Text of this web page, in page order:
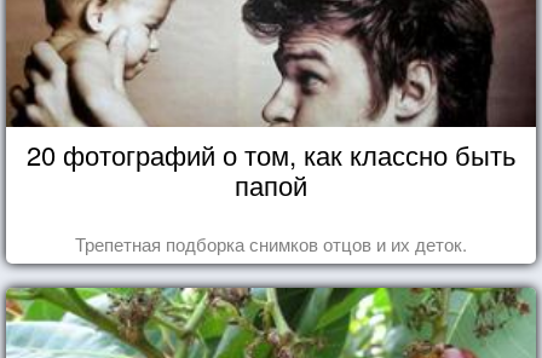
20 фотографий о том, как классно быть
папой
Трепетная подборка снимков отцов и их деток.